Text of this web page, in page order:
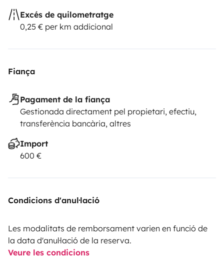
Excés de quilometratge
0,25 € per km addicional
Fiança
Pagament de la fiança
Gestionada directament pel propietari, efectiu,
transferència bancària, altres
Import
600 €
Condicions d'anul·lació
Les modalitats de remborsament varien en funció de
la data d'anul·lació de la reserva.
Veure les condicions